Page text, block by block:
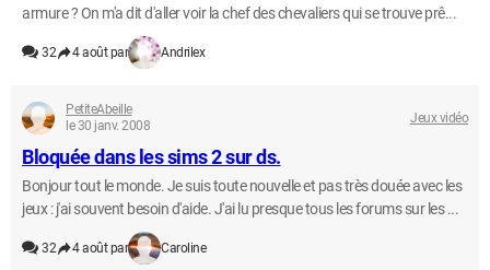
armure ? On m'a dit d'aller voir la chef des chevaliers qui se trouve prê...
32 4 août par Andrilex
PetiteAbeille
le 30 janv. 2008
Jeux vidéo
Bloquée dans les sims 2 sur ds.
Bonjour tout le monde. Je suis toute nouvelle et pas très douée avec les
jeux : j'ai souvent besoin d'aide. J'ai lu presque tous les forums sur les ...
32 4 août par Caroline